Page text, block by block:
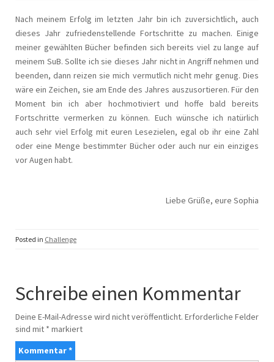
Nach meinem Erfolg im letzten Jahr bin ich zuversichtlich, auch
dieses Jahr zufriedenstellende Fortschritte zu machen. Einige
meiner gewählten Bücher befinden sich bereits viel zu lange auf
meinem SuB. Sollte ich sie dieses Jahr nicht in Angriff nehmen und
beenden, dann reizen sie mich vermutlich nicht mehr genug. Dies
wäre ein Zeichen, sie am Ende des Jahres auszusortieren. Für den
Moment bin ich aber hochmotiviert und hoffe bald bereits
Fortschritte vermerken zu können. Euch wünsche ich natürlich
auch sehr viel Erfolg mit euren Lesezielen, egal ob ihr eine Zahl
oder eine Menge bestimmter Bücher oder auch nur ein einziges
vor Augen habt.
Liebe Grüße, eure Sophia
Posted in Challenge
Schreibe einen Kommentar
Deine E-Mail-Adresse wird nicht veröffentlicht. Erforderliche Felder
sind mit * markiert
Kommentar*